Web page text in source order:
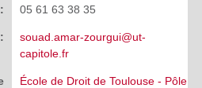
05 61 63 38 35
souad.amar-zourgui@ut-
capitole.fr
École de Droit de Toulouse - Pôle